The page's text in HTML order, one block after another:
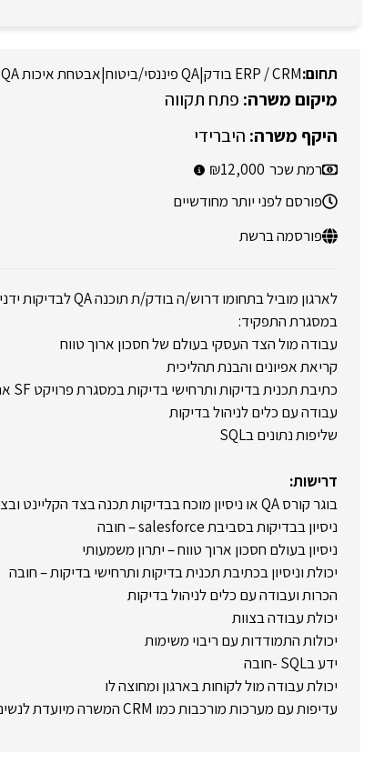
ERP / CRM בודק |QA פיננסי/ביטוח |אבטחת איכות QA
פתח תקווה
היברידי
רמת שכר 12,000
פורסם לפני יותר מחודשיים
פורסמה ברשת
לארגון מוביל בתחומו דרוש/ה בודק/ת תוכנה QA לבדיקות ידניות במערכות הליבה בארגון.
במסגרת התפקיד:
עבודה מול הצד העסקי בעולם של חסכון ארוך טווח
קריאת אפיונים והבנת תהליכית
כתיבת תכנית בדיקות ותרחישי בדיקות במסגרת פרויקט SF ארגוני
עבודה עם כלים לניהול בדיקות
שליפות נתונים בSQL
דרישות:
בוגר קורס QA או ניסיון מוכח בבדיקות תכנה בצד הקליינט ובצד בסיסי נתונים – חובה
ניסיון בבדיקות בסביבת salesforce – חובה
ניסיון בעולם חסכון ארוך טווח – יתרון משמעותי
יכולת וניסיון בכתיבת תכנית בדיקות ותרחישי בדיקות – חובה
הכרות ועבודה עם כלים לניהול בדיקות
יכולת עבודה בצוות
יכולות התמודדות עם ריבוי משימות
ידע בSQL -חובה
יכולת עבודה מול לקוחות בארגון ומחוצה לו
עדיפות עם מערכות מורכבות כמו CRM המשרה מיועדת לנשים ולגברים כאחד.